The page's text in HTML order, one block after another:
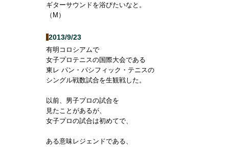
ギターサウンドを浴びたいなと。
（M）
2013/9/23
有明コロシアムで
女子プロテニスの国際大会である
東レ パン・パシフィック・テニスの
シングル戦数試合を生観戦した。
以前、男子プロの試合を
見たことがあるが、
女子プロの試合は初めてで、
ある意味レジェンドである、